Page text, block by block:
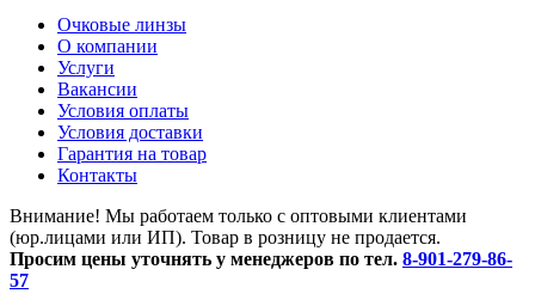
Очковые линзы
O компании
Услуги
Вакансии
Условия оплаты
Условия доставки
Гарантия на товар
Контакты
Внимание! Мы работаем только с оптовыми клиентами
(юр.лицами или ИП). Товар в розницу не продается.
Просим цены уточнять у менеджеров по тел. 8-901-279-86-
57